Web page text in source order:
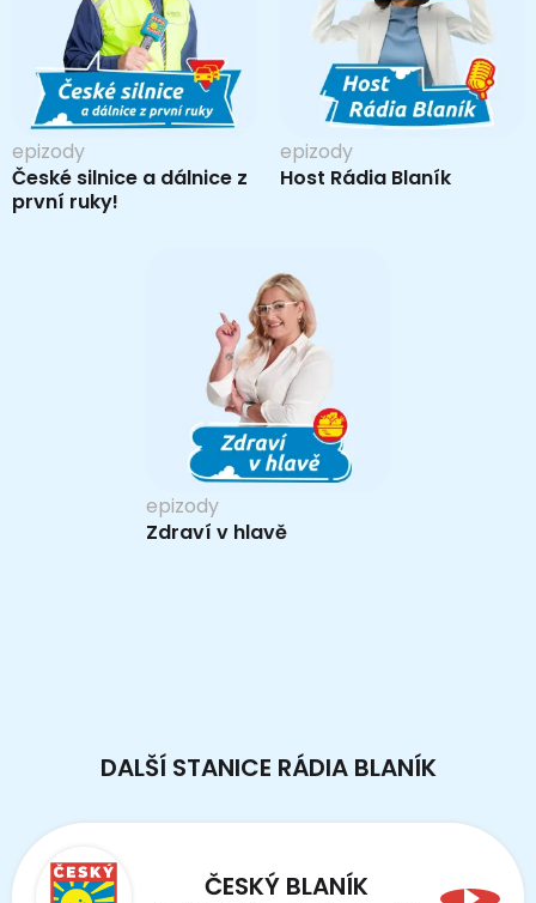
epizody
České silnice a dálnice z
první ruky!
epizody
Host Rádia Blaník
epizody
Zdraví v hlavě
DALŠÍ STANICE RÁDIA BLANÍK
ČESKÝ BLANÍK